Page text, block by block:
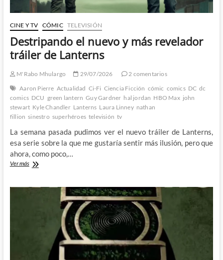
CINE Y TV CÓMIC TELEVISIÓN
Destripando el nuevo y más revelador
tráiler de Lanterns
M'Rabo Mhulargo 29/07/2026
2 comentarios
Aaron Pierre Actualidad Ci-Fi Ciencia Ficción cómic comics DC dc
comics DCU green lantern Guy Gardner hal jordan HBO Max john
stewart Kyle Chandler Lanterns Laura Linney nathan
fillion sinestro superhéroes televisión tv
La semana pasada pudimos ver el nuevo tráiler de Lanterns,
esa serie sobre la que me gustaría sentir más ilusión, pero que
ahora, como poco,…
Ver másDestripando
y